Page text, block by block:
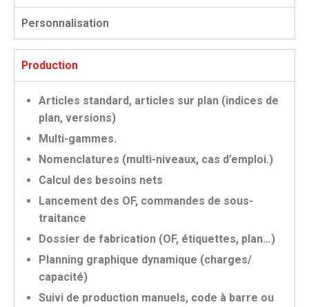
Personnalisation
Production
Articles standard, articles sur plan (indices de
plan, versions)
Multi-gammes.
Nomenclatures (multi-niveaux, cas d’emploi.)
Calcul des besoins nets
Lancement des OF, commandes de sous-
traitance
Dossier de fabrication (OF, étiquettes, plan…)
Planning graphique dynamique (charges/
capacité)
Suivi de production manuels, code à barre ou